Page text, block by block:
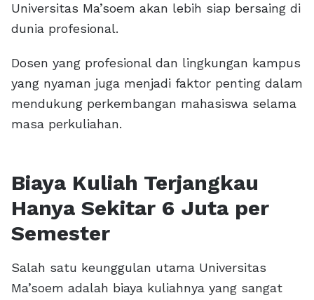
Universitas Ma’soem akan lebih siap bersaing di
dunia profesional.
Dosen yang profesional dan lingkungan kampus
yang nyaman juga menjadi faktor penting dalam
mendukung perkembangan mahasiswa selama
masa perkuliahan.
Biaya Kuliah Terjangkau
Hanya Sekitar 6 Juta per
Semester
Salah satu keunggulan utama Universitas
Ma’soem adalah biaya kuliahnya yang sangat